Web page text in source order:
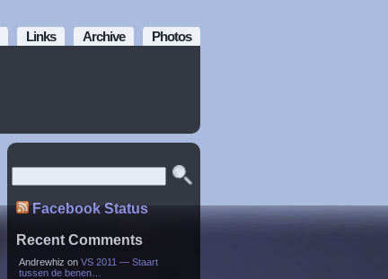
Links Archive Photos
Facebook Status
Recent Comments
Andrewhiz on VS 2011 — Staart
tussen de benen…